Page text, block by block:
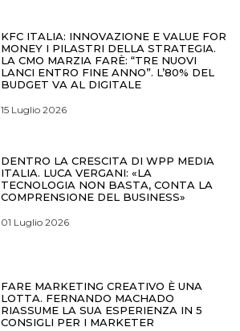
KFC ITALIA: INNOVAZIONE E VALUE FOR
MONEY I PILASTRI DELLA STRATEGIA.
LA CMO MARZIA FARÈ: “TRE NUOVI
LANCI ENTRO FINE ANNO”. L’80% DEL
BUDGET VA AL DIGITALE
15 Luglio 2026
DENTRO LA CRESCITA DI WPP MEDIA
ITALIA. LUCA VERGANI: «LA
TECNOLOGIA NON BASTA, CONTA LA
COMPRENSIONE DEL BUSINESS»
01 Luglio 2026
FARE MARKETING CREATIVO È UNA
LOTTA. FERNANDO MACHADO
RIASSUME LA SUA ESPERIENZA IN 5
CONSIGLI PER I MARKETER